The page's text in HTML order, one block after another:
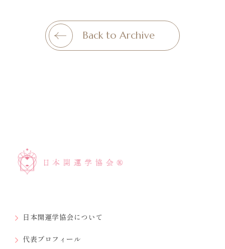
Back to Archive
日本開運学協会について
代表プロフィール